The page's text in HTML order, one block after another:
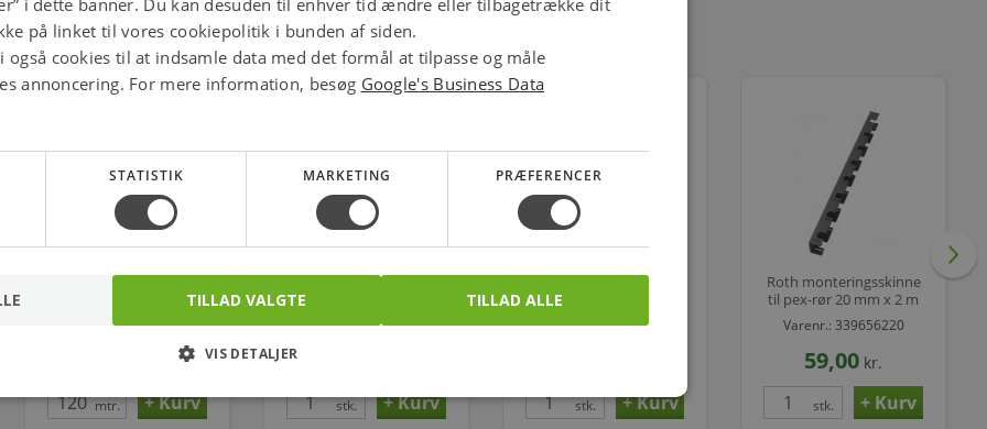
Roth x-pert s5
gulvvarmerør 20 x 2
Varenr.: 087207220
kr.
mtr.
Termostat til roth
Varenr.: 403466001
stk.
Roth gulvvarmefordeler
5 afgange uden
Varenr.: 401973005
stk.
Roth monteringsskinne
til pex-rør 20 mm x 2 m
Varenr.: 339656220
59,00 kr.
stk.
i dette banner. Du kan desuden til enhver tid ændre eller tilbagetrække dit
på linket til vores cookiepolitik i bunden af siden.
også cookies til at indsamle data med det formål at tilpasse og måle
annoncering. For mere information, besøg Google's Business Data
STATISTIK MARKETING PRÆFERENCER
TILLAD VALGTE TILLAD ALLE
VIS DETALJER